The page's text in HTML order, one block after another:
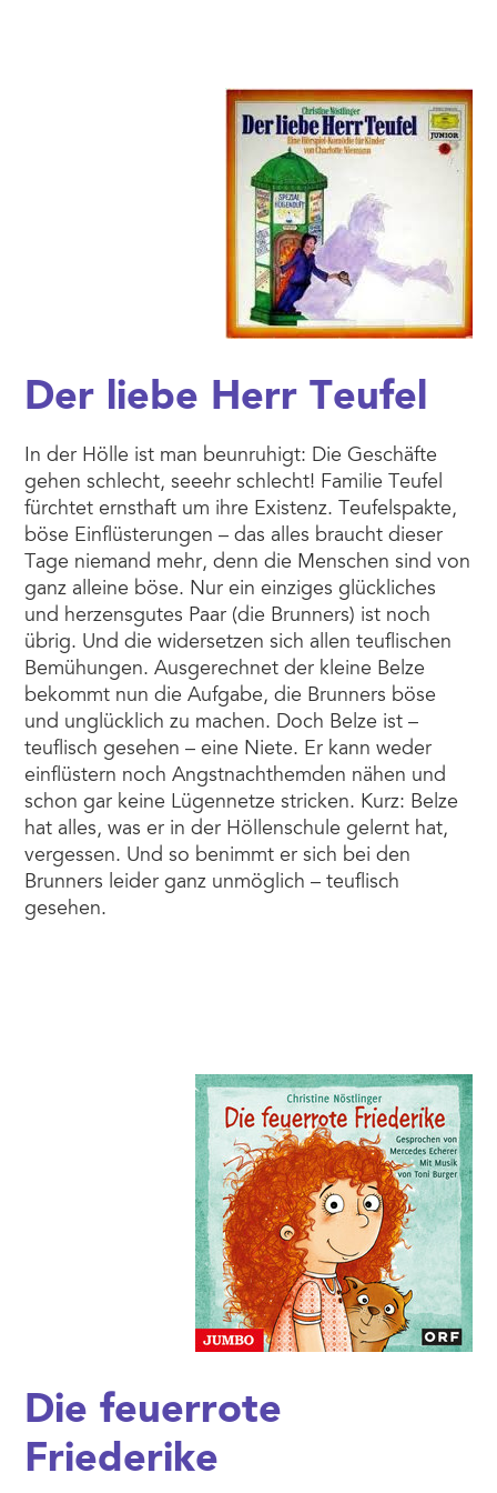
Der liebe Herr Teufel
In der Hölle ist man beunruhigt: Die Geschäfte
gehen schlecht, seeehr schlecht! Familie Teufel
fürchtet ernsthaft um ihre Existenz. Teufelspakte,
böse Einflüsterungen – das alles braucht dieser
Tage niemand mehr, denn die Menschen sind von
ganz alleine böse. Nur ein einziges glückliches
und herzensgutes Paar (die Brunners) ist noch
übrig. Und die widersetzen sich allen teuflischen
Bemühungen. Ausgerechnet der kleine Belze
bekommt nun die Aufgabe, die Brunners böse
und unglücklich zu machen. Doch Belze ist –
teuflisch gesehen – eine Niete. Er kann weder
einflüstern noch Angstnachthemden nähen und
schon gar keine Lügennetze stricken. Kurz: Belze
hat alles, was er in der Höllenschule gelernt hat,
vergessen. Und so benimmt er sich bei den
Brunners leider ganz unmöglich – teuflisch
gesehen.
Die feuerrote
Friederike